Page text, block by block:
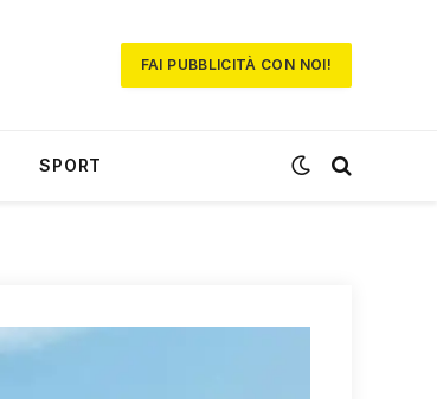
FAI PUBBLICITÀ CON NOI!
SPORT